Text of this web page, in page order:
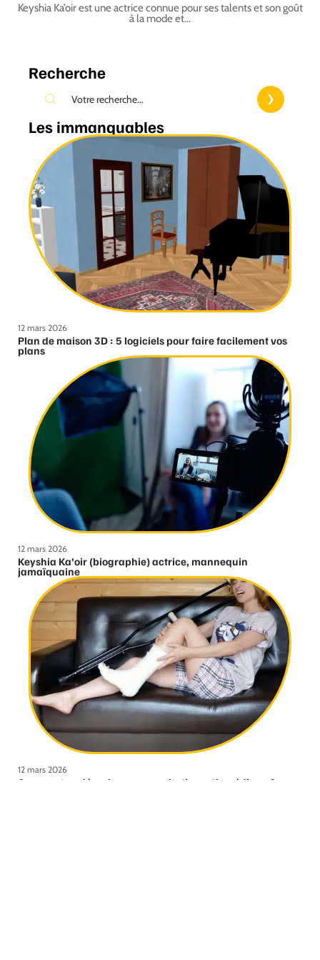
Keyshia Ka’oir est une actrice connue pour ses talents et son goût
à la mode et…
Recherche
Les immanquables
12 mars 2026
Plan de maison 3D : 5 logiciels pour faire facilement vos
plans
12 mars 2026
Keyshia Ka’oir (biographie) actrice, mannequin
jamaïquaine
12 mars 2026
Comment se déroule une consultation orthopédique ?